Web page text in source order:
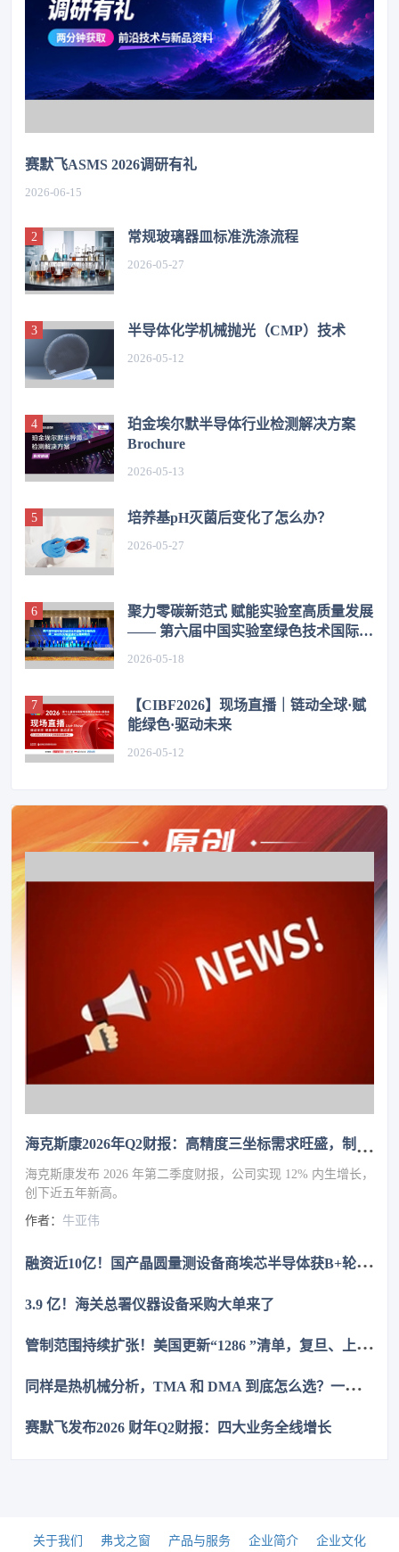
赛默飞ASMS 2026调研有礼
2026-06-15
常规玻璃器皿标准洗涤流程
2026-05-27
半导体化学机械抛光（CMP）技术
2026-05-12
珀金埃尔默半导体行业检测解决方案
Brochure
2026-05-13
培养基pH灭菌后变化了怎么办？
2026-05-27
聚力零碳新范式 赋能实验室高质量发展
—— 第六届中国实验室绿色技术国际学
2026-05-18
【CIBF2026】现场直播｜链动全球·赋
能绿色·驱动未来
2026-05-12
海克斯康2026年Q2财报：高精度三坐标需求旺盛，制造智能业务增长13%
海克斯康发布 2026 年第二季度财报，公司实现 12% 内生增长，
创下近五年新高。
作者： 牛亚伟
融
资近10亿！国产晶圆量测设备商埃芯半导体获B+轮融资
3.9 亿！海关总署仪器设备采购大单来了
管
制范围持续扩张！美国更新“1286 ”清单，复旦、上交等上榜
同
样是热机械分析，TMA 和 DMA 到底怎么选？一次讲清
赛默飞发布2026 财年Q2财报：四大业务全线增长
关于我们 弗戈之窗 产品与服务 企业简介 企业文化